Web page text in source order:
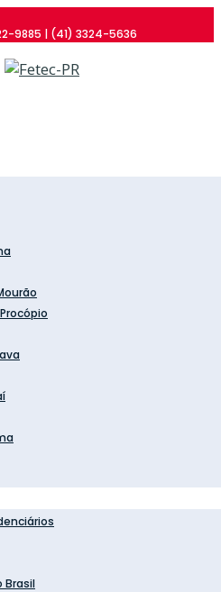
9885 | (41) 3324-5636
Brasil